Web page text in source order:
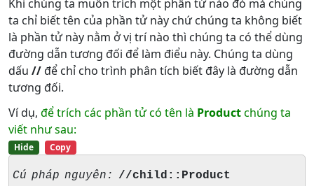
Khi chúng ta muốn trích một phần tử nào đó mà chúng
ta chỉ biết tên của phần tử này chứ chúng ta không biết
là phần tử này nằm ở vị trí nào thì chúng ta có thể dùng
đường dẫn tương đối để làm điểu này. Chúng ta dùng
dấu //để chỉ cho trình phân tích biết đây là đường dẫn
tương đối.
Ví dụ, để trích các phần tử có tên là Productchúng ta
viết như sau:
Hide Copy
Cú pháp nguyên:
//child::Product